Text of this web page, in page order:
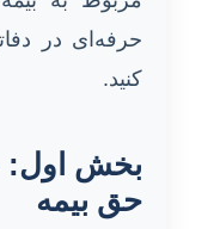
حرفه‌ای در
کنید.
بخش اول:
حق بیمه